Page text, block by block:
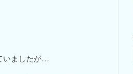
いましたが…